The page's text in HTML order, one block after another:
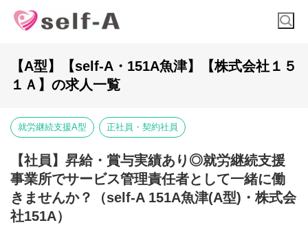
【A型】【self-A・151A魚津】【株式会社１５
１Ａ】の求人一覧
就労継続支援A型 正社員・契約社員
【社員】昇給・賞与実績あり◎就労継続支援
事業所でサービス管理責任者として一緒に働
きませんか？（self-A 151A魚津(A型)・株式会
社151A）